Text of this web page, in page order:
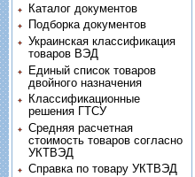
Каталог документов
Подборка документов
Украинская классификация
товаров ВЭД
Единый список товаров
двойного назначения
Классификационные
решения ГТСУ
Средняя расчетная
стоимость товаров согласно
УКТВЭД
Справка по товару УКТВЭД